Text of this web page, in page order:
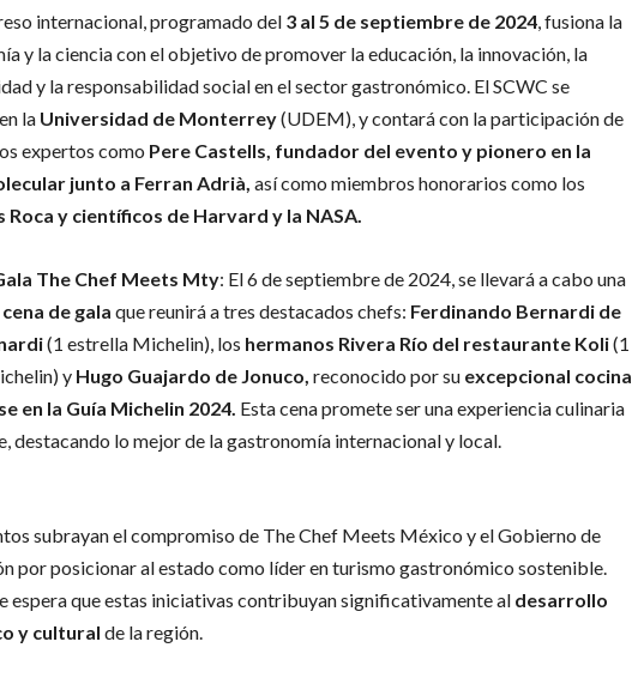
internacional, programado del 3 al 5 de septiembre de 2024, fusiona la
y la ciencia con el objetivo de promover la educación, la innovación, la
y la responsabilidad social en el sector gastronómico. El SCWC se
la Universidad de Monterrey(UDEM), y contará con la participación de
expertos como Pere Castells, fundador del evento y pionero en la
junto a Ferran Adrià, así como miembros honorarios como los
Roca y científicos de Harvard y la NASA.
The Chef Meets Mty: El 6 de septiembre de 2024, se llevará a cabo una
de gala que reunirá a tres destacados chefs: Ferdinando Bernardi de
(1 estrella Michelin), los hermanos Rivera Río del restaurante Koli(1
y Hugo Guajardo de Jonuco, reconocido por su excepcional cocina
en la Guía Michelin 2024. Esta cena promete ser una experiencia culinaria
destacando lo mejor de la gastronomía internacional y local.
subrayan el compromiso de The Chef Meets México y el Gobierno de
por posicionar al estado como líder en turismo gastronómico sostenible.
espera que estas iniciativas contribuyan significativamente al desarrollo
y cultural de la región.